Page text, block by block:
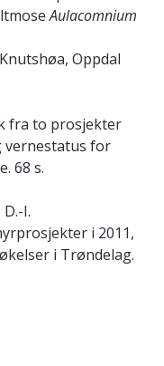
Aulacomnium
Oppdal
fra to prosjekter
vernestatus for
68 s.
I.
i 2011,
i Trøndelag.